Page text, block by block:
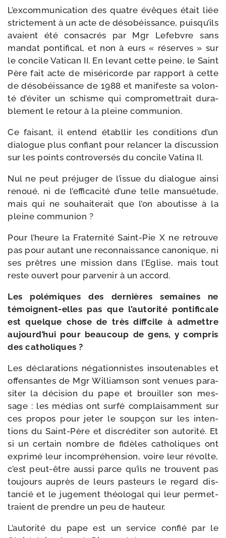
L’excommunication des quatre évêques était liée
stric­te­ment à un acte de déso­béis­sance, puis­qu’ils
avaient été consa­crés par Mgr Lefebvre sans
man­dat pon­ti­fi­cal, et non à eurs « réserves » sur
le concile Vatican II. En levant cette peine, le Saint
Père fait acte de misé­ri­corde par rap­port à cette
de déso­béis­sance de 1988 et mani­feste sa volon­
té d’é­vi­ter un schisme qui com­pro­met­trait dura­
ble­ment le retour à la pleine communion.
Ce fai­sant, il entend éta­bl­lir les condi­tions d’un
dia­logue plus confiant pour relan­cer la dis­cus­sion
sur les points contro­ver­sés du concile Vatina II.
Nul ne peut pré­ju­ger de l’is­sue du dia­logue ain­si
renoué, ni de l’ef­fi­ca­ci­té d’une telle man­sué­tude,
mais qui ne sou­hai­te­rait que l’on abou­tisse à la
pleine communion ?
Pour l’heure la Fraternité Saint-​Pie X ne retrouve
pas pour autant une recon­nais­sance cano­nique, ni
ses prêtres une mis­sion dans l’Eglise, mais tout
reste ouvert pour par­ve­nir à un accord.
Les polé­miques des der­nières semaines ne
témoignent-​elles pas que l’au­to­ri­té pon­ti­fi­cale
est quelque chose de très diff­cile à admettre
aujourd’­hui pour beau­coup de gens, y com­pris
des catholiques ?
Les décla­ra­tions néga­tion­nistes insou­te­nables et
offen­santes de Mgr Williamson sont venues para­
si­ter la déci­sion du pape et brouiller son mes­
sage : les médias ont sur­fé com­plai­sam­ment sur
ces pro­pos pour jeter le soup­çon sur les inten­
tions du Saint-​Père et dis­cré­di­ter son auto­ri­té. Et
si un cer­tain nombre de fidèles catho­liques ont
expri­mé leur incom­pré­hen­sion, voire leur révolte,
c’est peut-​être aus­si parce qu’ils ne trouvent pas
tou­jours auprès de leurs pas­teurs le regard dis­
tan­cié et le juge­ment théo­lo­gal qui leur per­met­
traient de prendre un peu de hauteur.
L’autorité du pape est un ser­vice confié par le